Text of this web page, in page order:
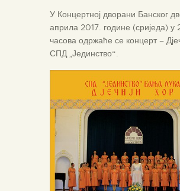
У Концертној дворани Банског
априла 2017. године (сриједа)
часова одржаће се концерт –
СПД „Јединство“.